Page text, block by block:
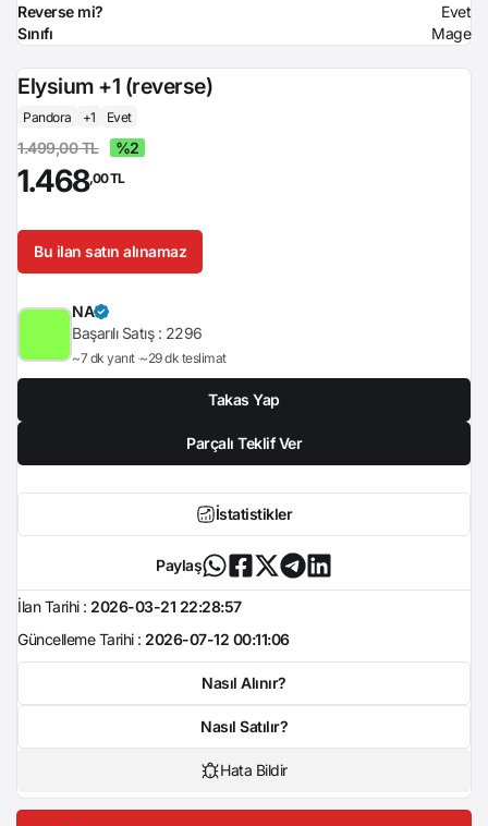
Reverse mi?
Evet
Sınıfı
Mage
Elysium +1 (reverse)
Pandora +1 Evet
1.499,00 TL %2
1.468,00 TL
Bu ilan satın alınamaz
NA
Başarılı Satış : 2296
~7 dk yanıt ~29 dk teslimat
Takas Yap
Parçalı Teklif Ver
İstatistikler
Paylaş
İlan Tarihi : 2026-03-21 22:28:57
Güncelleme Tarihi : 2026-07-12 00:11:06
Nasıl Alınır?
Nasıl Satılır?
Hata Bildir